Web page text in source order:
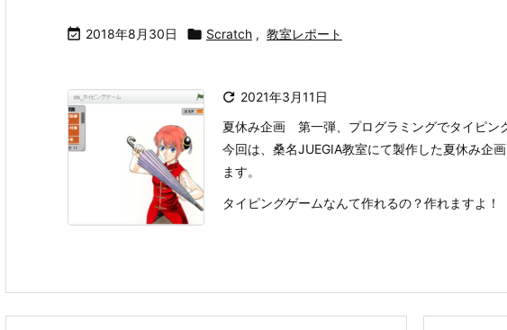
 2018年8月30日  Scratch , 教室レポート
 2021年3月11日
夏休み企画 第一弾、プログラミングでタイピン
今回は、桑名JUEGIA教室にて製作した夏休み企
ます。
タイピングゲームなんて作れるの？作れますよ